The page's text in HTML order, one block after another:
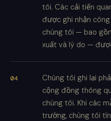
tôi. Các cải tiến
được ghi nhận
chúng tôi — bao
xuất và lý do —
Chúng tôi ghi lại
cộng đồng thông
chúng tôi. Khi các
trường, chúng tôi